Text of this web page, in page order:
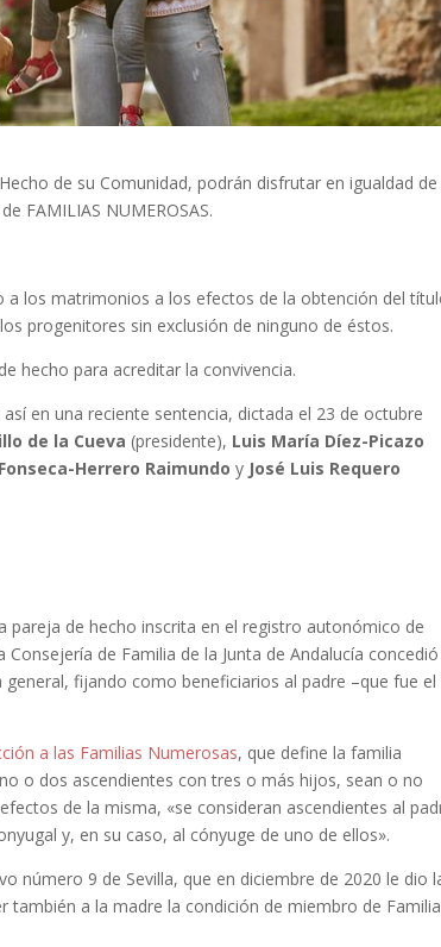
de su Comunidad, podrán disfrutar en igualdad de
FAMILIAS NUMEROSAS.
a los matrimonios a los efectos de la obtención del
progenitores sin exclusión de ninguno de éstos.
hecho para acreditar la convivencia.
en una reciente sentencia, dictada el 23 de octubre
de la Cueva (presidente), Luis María Díez-Picazo
Herrero Raimundoy José Luis Requero
pareja de hecho inscrita en el registro autonómico de
de Familia de la Junta de Andalucía
fijando como beneficiarios al padre –que fue el
a las Familias Numerosas, que define la familia
o dos ascendientes con tres o más hijos, sean o no
de la misma, «se consideran ascendientes al
y, en su caso, al cónyuge de uno de ellos».
número 9 de Sevilla, que en diciembre de 2020 le dio
a la madre la condición de miembro de Familia